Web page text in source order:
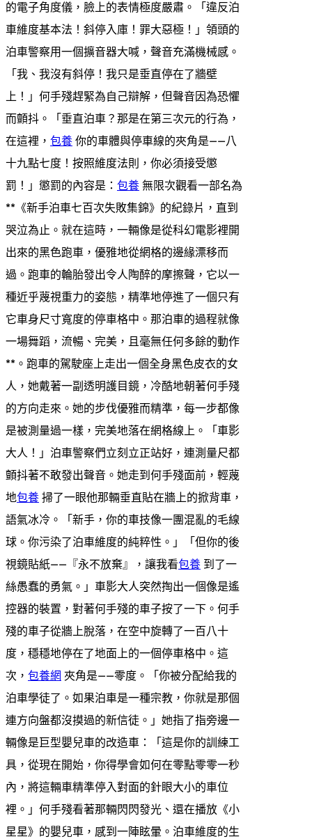
的電子角度儀，臉上的表情極度嚴肅。「違反泊
車維度基本法！斜停入庫！罪大惡極！」領頭的
泊車警察用一個擴音器大喊，聲音充滿機械感。
「我、我沒有斜停！我只是垂直停在了牆壁
上！」何手殘趕緊為自己辯解，但聲音因為恐懼
而顫抖。「垂直泊車？那是在第三次元的行為，
在這裡， 包養 你的車體與停車線的夾角是——八
十九點七度！按照維度法則，你必須接受懲
罰！」懲罰的內容是： 包養 無限次觀看一部名為
**《新手泊車七百次失敗集錦》的紀錄片，直到
哭泣為止。就在這時，一輛像是從科幻電影裡開
出來的黑色跑車，優雅地從網格的邊緣漂移而
過。跑車的輪胎發出令人陶醉的摩擦聲，它以一
種近乎蔑視重力的姿態，精準地停進了一個只有
它車身尺寸寬度的停車格中。那泊車的過程就像
一場舞蹈，流暢、完美，且毫無任何多餘的動作
**。跑車的駕駛座上走出一個全身黑色皮衣的女
人，她戴著一副透明護目鏡，冷酷地朝著何手殘
的方向走來。她的步伐優雅而精準，每一步都像
是被測量過一樣，完美地落在網格線上。「車影
大人！」泊車警察們立刻立正站好，連測量尺都
顫抖著不敢發出聲音。她走到何手殘面前，輕蔑
地包養 掃了一眼他那輛垂直貼在牆上的掀背車，
語氣冰冷。「新手，你的車技像一團混亂的毛線
球。你污染了泊車維度的純粹性。」「但你的後
視鏡貼紙——『永不放棄』，讓我看包養 到了一
絲愚蠢的勇氣。」車影大人突然掏出一個像是遙
控器的裝置，對著何手殘的車子按了一下。何手
殘的車子從牆上脫落，在空中旋轉了一百八十
度，穩穩地停在了地面上的一個停車格中。這
次， 包養網 夾角是——零度。「你被分配給我的
泊車學徒了。如果泊車是一種宗教，你就是那個
連方向盤都沒摸過的新信徒。」她指了指旁邊一
輛像是巨型嬰兒車的改造車：「這是你的訓練工
具，從現在開始，你得學會如何在零點零零一秒
內，將這輛車精準停入對面的針眼大小的車位
裡。」何手殘看著那輛閃閃發光、還在播放《小
星星》的嬰兒車，感到一陣眩暈。泊車維度的生